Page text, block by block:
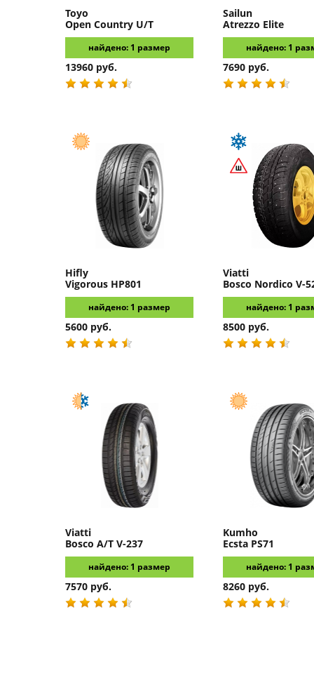
Toyo
Open Country U/T
найдено: 1 размер
13960 руб.
Sailun
Atrezzo Elite
найдено: 1
7690 руб.
Hifly
Vigorous HP801
найдено: 1 размер
5600 руб.
Viatti
Bosco Nordico V-
найдено: 1
8500 руб.
Viatti
Bosco A/T V-237
найдено: 1 размер
7570 руб.
Kumho
Ecsta PS71
найдено: 1
8260 руб.